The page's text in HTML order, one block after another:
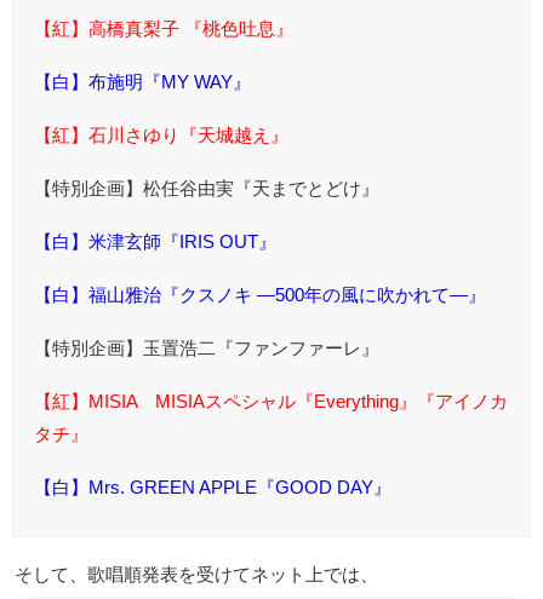
【紅】高橋真梨子 『桃色吐息』
【白】布施明『MY WAY』
【紅】石川さゆり『天城越え』
【特別企画】松任谷由実『天までとどけ』
【白】米津玄師『IRIS OUT』
【白】福山雅治『クスノキ ―500年の風に吹かれて―』
【特別企画】玉置浩二『ファンファーレ』
【紅】MISIA MISIAスペシャル『Everything』『アイノカ
タチ』
【白】Mrs. GREEN APPLE『GOOD DAY』
そして、歌唱順発表を受けてネット上では、